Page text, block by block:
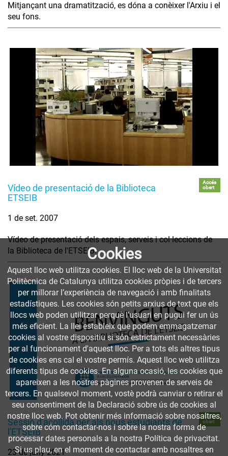
Mitjançant una dramatització, es dóna a conèixer l'Arxiu i el
seu fons.
Vídeo de presentació de la Biblioteca
ETSEIB
Accés
obert
1 de set. 2007
Vídeo de presentació dels espais, serveis i col·leccions de
la Biblioteca de l'ETSEIB.
Sessió d'acollida per als nous estudiants de
l'ETSEIB
Accés
obert
23 de juny 2021
Cookies
Aquest lloc web utilitza cookies. El lloc web de la Universitat
Politècnica de Catalunya utilitza cookies pròpies i de tercers
per millorar l’experiència de navegació i amb finalitats
estadístiques. Les cookies són petits arxius de text que els
llocs web poden utilitzar perquè l’usuari en pugui fer un ús
més eficient. La llei estableix que podem emmagatzemar
cookies al vostre dispositiu si són estrictament necessàries
per al funcionament d'aquest lloc. Per a tots els altres tipus
de cookies ens cal el vostre permís. Aquest lloc web utilitza
diferents tipus de cookies. En alguna ocasió, les cookies que
apareixen a les nostres pàgines provenen de serveis de
tercers. En qualsevol moment, vostè podrà canviar o retirar el
seu consentiment de la Declaració sobre ús de cookies al
nostre lloc web. Pot obtenir més informació sobre nosaltres,
sobre cóm contactar-nos i sobre la nostra forma de
processar dates personals a la nostra Política de privacitat.
Si us plau, en el moment de contactar amb nosaltres en